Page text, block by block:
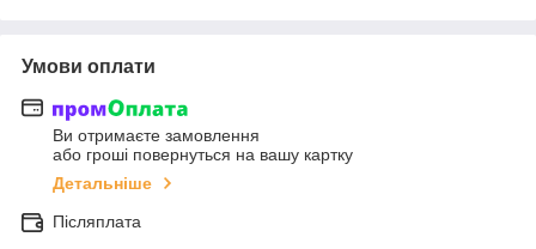
Умови оплати
Ви отримаєте замовлення
або гроші повернуться на вашу картку
Детальніше
Післяплата